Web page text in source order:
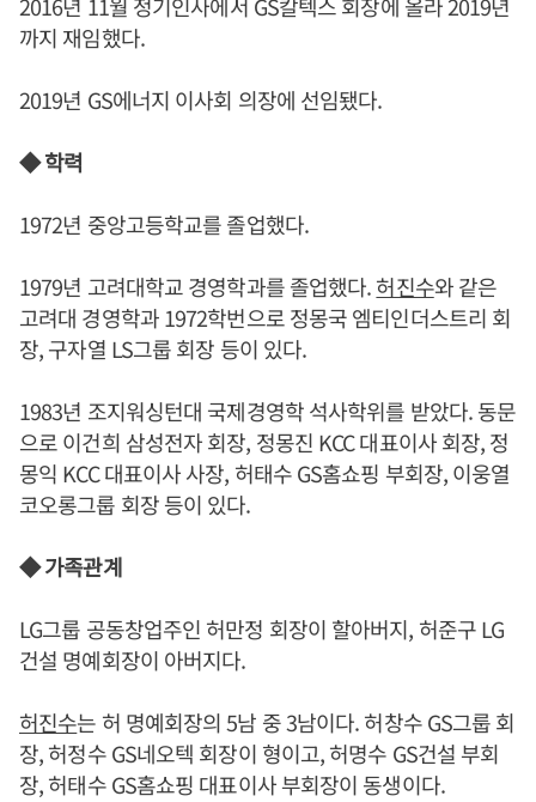
까지 재임했다.
2019년 GS에너지 이사회 의장에 선임됐다.
◆ 학력
1972년 중앙고등학교를 졸업했다.
1979년 고려대학교 경영학과를 졸업했다.허진수와 같은
고려대 경영학과 1972학번으로 정몽국 엠티인더스트리 회
장, 구자열 LS그룹 회장 등이 있다.
1983년 조지워싱턴대 국제경영학 석사학위를 받았다. 동문
으로 이건희 삼성전자 회장, 정몽진 KCC 대표이사 회장, 정
몽익 KCC 대표이사 사장, 허태수 GS홈쇼핑 부회장, 이웅열
코오롱그룹 회장 등이 있다.
◆ 가족관계
LG그룹 공동창업주인 허만정 회장이 할아버지, 허준구 LG
건설 명예회장이 아버지다.
허진수는 허 명예회장의 5남 중 3남이다. 허창수 GS그룹 회
장, 허정수 GS네오텍 회장이 형이고, 허명수 GS건설 부회
장, 허태수 GS홈쇼핑 대표이사 부회장이 동생이다.